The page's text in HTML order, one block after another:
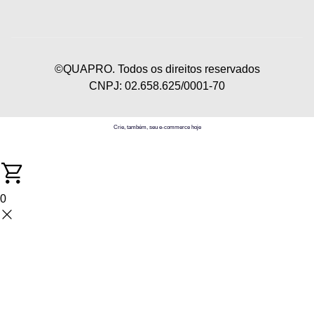
©QUAPRO. Todos os direitos reservados
CNPJ: 02.658.625/0001-70
Crie, também, seu e-commerce hoje
0